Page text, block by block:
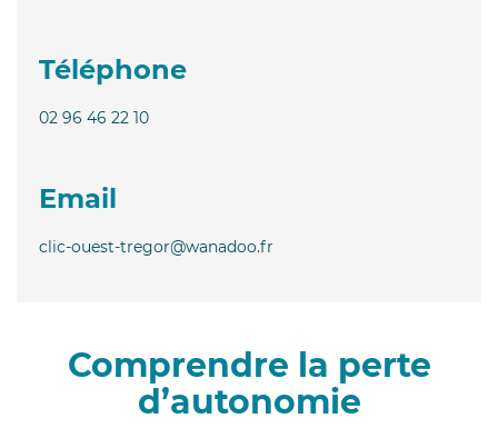
Téléphone
02 96 46 22 10
Email
clic-ouest-tregor@wanadoo.fr
Comprendre la perte
d’autonomie